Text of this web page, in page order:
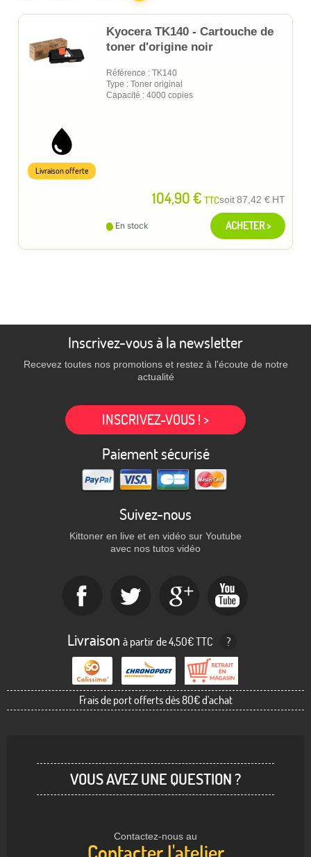
Kyocera TK140 - Cartouche de
toner d'origine noir
Référence : TK140
Type : Toner original
Capacité : 4000 copies
104,90 € TTCsoit87,42 € HT
Livraison offerte
En stock ACHETER >
Inscrivez-vous à la newsletter
Recevez toutes nos promotions et restez à l'écoute de notre
actualité
INSCRIVEZ-VOUS ! >
Paiement sécurisé
Suivez-nous
Kittoner en live et en vidéo sur Youtube
avec nos tutos vidéo
Livraison à partir de 4,50€ TTC ?
Frais de port offerts dès 80€ d'achat
VOUS AVEZ UNE QUESTION ?
Contactez-nous au